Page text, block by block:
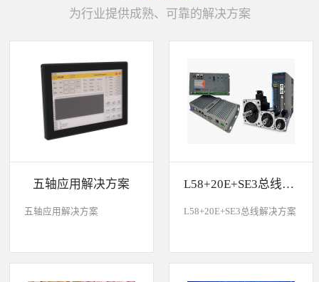
为行业提供成熟、可靠的解决方案
五轴应用解决方案
五轴应用解决方案
L58+20E+SE3总线解决方案
L58+20E+SE3总线解决方案